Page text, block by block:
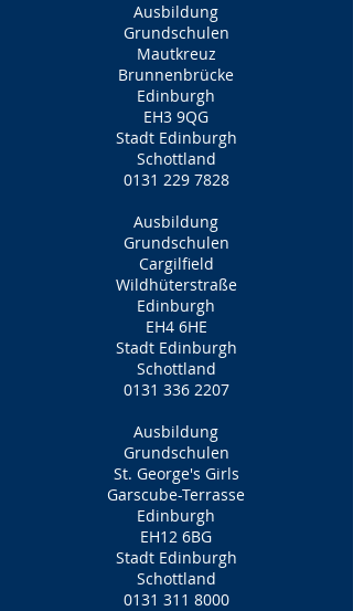
Ausbildung
Grundschulen
Mautkreuz
Brunnenbrücke
Edinburgh
EH3 9QG
Stadt Edinburgh
Schottland
0131 229 7828
Ausbildung
Grundschulen
Cargilfield
Wildhüterstraße
Edinburgh
EH4 6HE
Stadt Edinburgh
Schottland
0131 336 2207
Ausbildung
Grundschulen
St. George's Girls
Garscube-Terrasse
Edinburgh
EH12 6BG
Stadt Edinburgh
Schottland
0131 311 8000